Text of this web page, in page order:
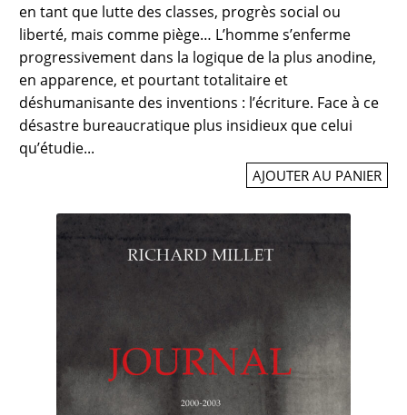
en tant que lutte des classes, progrès social ou
liberté, mais comme piège… L’homme s’enferme
progressivement dans la logique de la plus anodine,
en apparence, et pourtant totalitaire et
déshumanisante des inventions : l’écriture. Face à ce
désastre bureaucratique plus insidieux que celui
qu’étudie...
AJOUTER AU PANIER